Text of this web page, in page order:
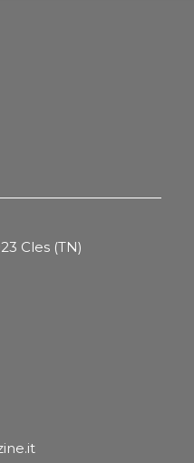
Cles (TN)